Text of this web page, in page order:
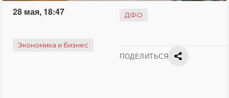
28 мая, 18:47 ДФО
Экономика и бизнес
ПОДЕЛИТЬСЯ